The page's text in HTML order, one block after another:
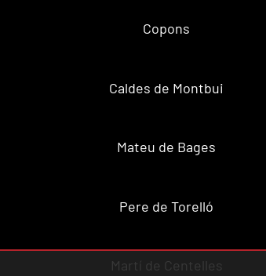
Copons
Caldes de Montbui
Mateu de Bages
Pere de Torelló
Martí de Centelles